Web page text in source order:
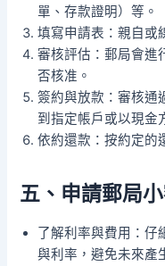
單、存款證明）等。
填寫申請表：親自或
審核評估：郵局會進
否核准。
簽約與放款：審核通
到指定帳戶或以現金
依約還款：按約定的
五、申請郵局
了解利率與費用：仔
與利率，避免未來產